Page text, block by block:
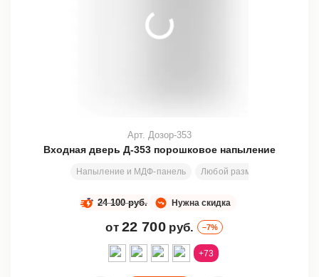
Входная дверь Д-353 порошковое напыление
Напыление и МДФ-панель Любой размер
Арт. Дозор-353
Нужна скидка
24 100 руб.
от 22 700 руб. –7%
+73